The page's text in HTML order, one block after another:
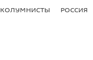
КОЛУМНИСТЫ РОССИЯ